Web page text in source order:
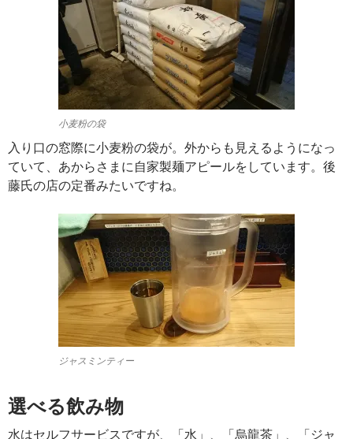
小麦粉の袋
入り口の窓際に小麦粉の袋が。外からも見えるようになっ
ていて、あからさまに自家製麺アピールをしています。後
藤氏の店の定番みたいですね。
ジャスミンティー
選べる飲み物
水はセルフサービスですが、「水」、「烏龍茶」、「ジャ